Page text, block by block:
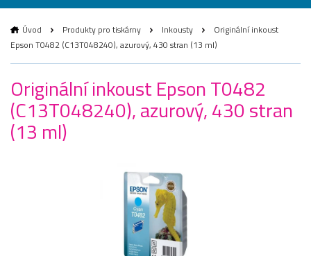
Úvod Produkty pro tiskárny Inkousty
Originální inkoust
Epson T0482 (C13T048240), azurový, 430 stran (13 ml)
Originální inkoust Epson T0482
(C13T048240), azurový, 430 stran
(13 ml)